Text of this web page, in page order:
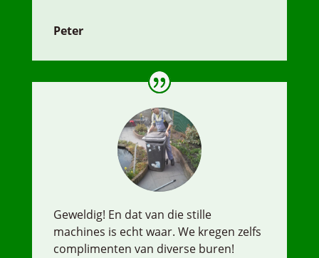
Peter
Geweldig! En dat van die stille
machines is echt waar. We kregen zelfs
complimenten van diverse buren!